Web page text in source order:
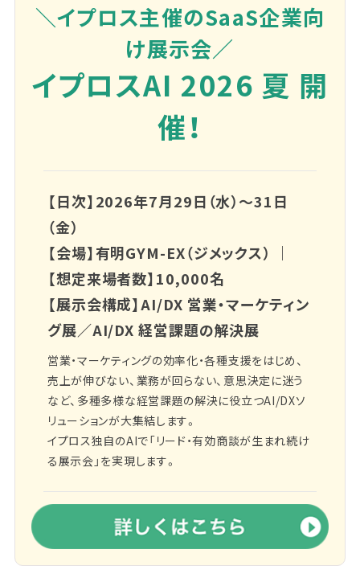
＼イプロス主催のSaaS企業向
け展示会／
イプロスAI 2026 夏 開
催！
【日次】2026年7月29日（水）～31日
（金）
【会場】有明GYM-EX（ジメックス） ｜
【想定来場者数】10,000名
【展示会構成】AI/DX 営業・マーケティン
グ展／AI/DX 経営課題の解決展
営業・マーケティングの効率化・各種支援をはじめ、
売上が伸びない、業務が回らない、意思決定に迷う
など、多種多様な経営課題の解決に役立つAI/DXソ
リューションが大集結します。
イプロス独自のAIで「リード・有効商談が生まれ続け
る展示会」を実現します。